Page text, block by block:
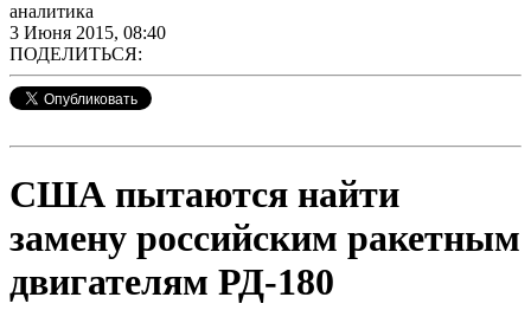
аналитика
3 Июня 2015, 08:40
ПОДЕЛИТЬСЯ:
США пытаются найти
замену российским ракетным
двигателям РД-180